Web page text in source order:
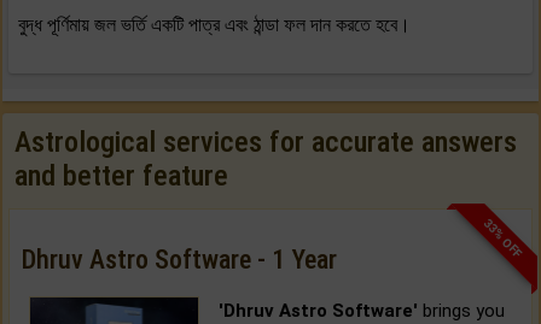
বুদ্ধ পূর্ণিমায় জল ভর্তি একটি পাত্র এবং ঠান্ডা ফল দান করতে হবে।
Astrological services for accurate answers
and better feature
33% OFF
Dhruv Astro Software - 1 Year
'Dhruv Astro Software' brings you